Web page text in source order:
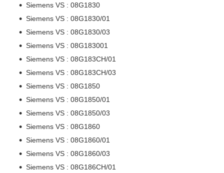
Siemens VS : 08G1830
Siemens VS : 08G1830/01
Siemens VS : 08G1830/03
Siemens VS : 08G183001
Siemens VS : 08G183CH/01
Siemens VS : 08G183CH/03
Siemens VS : 08G1850
Siemens VS : 08G1850/01
Siemens VS : 08G1850/03
Siemens VS : 08G1860
Siemens VS : 08G1860/01
Siemens VS : 08G1860/03
Siemens VS : 08G186CH/01